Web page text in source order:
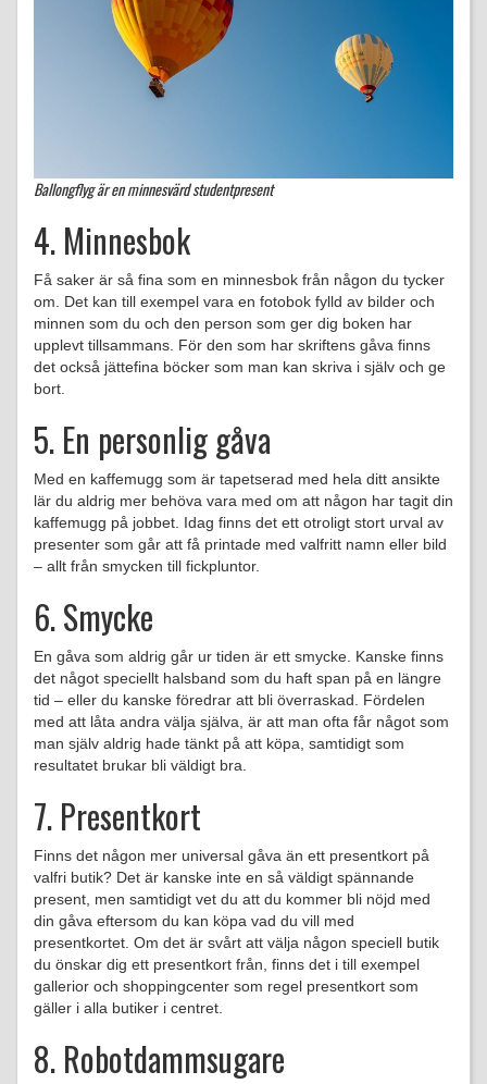
Ballongflyg är en minnesvärd studentpresent
4. Minnesbok
Få saker är så fina som en minnesbok från någon du tycker
om. Det kan till exempel vara en fotobok fylld av bilder och
minnen som du och den person som ger dig boken har
upplevt tillsammans. För den som har skriftens gåva finns
det också jättefina böcker som man kan skriva i själv och ge
bort.
5. En personlig gåva
Med en kaffemugg som är tapetserad med hela ditt ansikte
lär du aldrig mer behöva vara med om att någon har tagit din
kaffemugg på jobbet. Idag finns det ett otroligt stort urval av
presenter som går att få printade med valfritt namn eller bild
– allt från smycken till fickpluntor.
6. Smycke
En gåva som aldrig går ur tiden är ett smycke. Kanske finns
det något speciellt halsband som du haft span på en längre
tid – eller du kanske föredrar att bli överraskad. Fördelen
med att låta andra välja själva, är att man ofta får något som
man själv aldrig hade tänkt på att köpa, samtidigt som
resultatet brukar bli väldigt bra.
7. Presentkort
Finns det någon mer universal gåva än ett presentkort på
valfri butik? Det är kanske inte en så väldigt spännande
present, men samtidigt vet du att du kommer bli nöjd med
din gåva eftersom du kan köpa vad du vill med
presentkortet. Om det är svårt att välja någon speciell butik
du önskar dig ett presentkort från, finns det i till exempel
gallerior och shoppingcenter som regel presentkort som
gäller i alla butiker i centret.
8. Robotdammsugare